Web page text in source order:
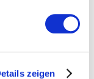
zeigen
flex